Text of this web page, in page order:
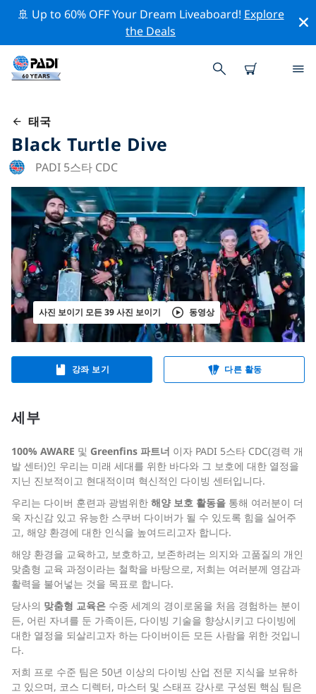
🚢 Up to 60% OFF Your Dream Liveaboard! Explore
the Deals
태국
Black Turtle Dive
PADI 5스타 CDC
사진 보이기 모든 39 사진 보이기 동영상
강좌 보기 다른 활동
세부
100% AWARE 및 Greenfins 파트너 이자 PADI 5스타 CDC(경력 개
발 센터)인 우리는 미래 세대를 위한 바다와 그 보호에 대한 열정을
지닌 진보적이고 현대적이며 혁신적인 다이빙 센터입니다.
우리는 다이버 훈련과 광범위한 해양 보호 활동을 통해 여러분이 더
욱 자신감 있고 유능한 스쿠버 다이버가 될 수 있도록 힘을 실어주
고, 해양 환경에 대한 인식을 높여드리고자 합니다.
해양 환경을 교육하고, 보호하고, 보존하려는 의지와 고품질의 개인
맞춤형 교육 과정이라는 철학을 바탕으로, 저희는 여러분께 영감과
활력을 불어넣는 것을 목표로 합니다.
당사의 맞춤형 교육은 수중 세계의 경이로움을 처음 경험하는 분이
든, 어린 자녀를 둔 가족이든, 다이빙 기술을 향상시키고 다이빙에
대한 열정을 되살리고자 하는 다이버이든 모든 사람을 위한 것입니
다.
저희 프로 수준 팀은 50년 이상의 다이빙 산업 전문 지식을 보유하
고 있으며, 코스 디렉터, 마스터 및 스태프 강사로 구성된 핵심 팀은